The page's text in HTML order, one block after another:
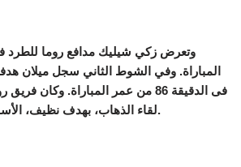
المباراة. وفي الشوط الثاني سجل ميلان
فى الدقيقة 86 من عمر المباراة.
لقاء الذهاب، بهدف نظيف، الأسبوع الماضي في ميلانو.